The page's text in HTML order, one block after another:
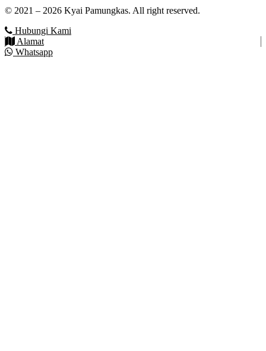
© 2021 – 2026 Kyai Pamungkas. All right reserved.
Hubungi Kami
Alamat
Whatsapp